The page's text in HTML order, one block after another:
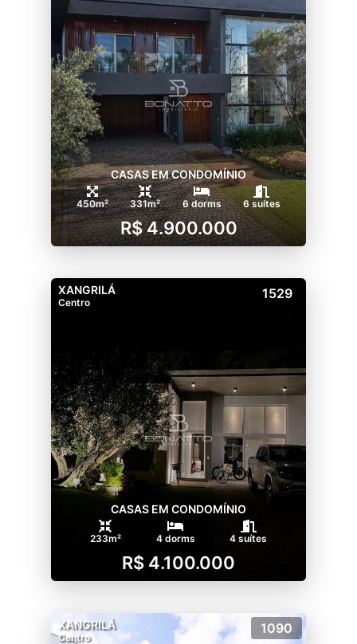
CASAS EM CONDOMÍNIO
450m² 331m² 6 dorms 6 suítes
R$ 4.900.000
XANGRILÁ
Centro
1529
CASAS EM CONDOMÍNIO
233m² 4 dorms 4 suítes
R$ 4.100.000
XANGRILÁ
Centro
1090